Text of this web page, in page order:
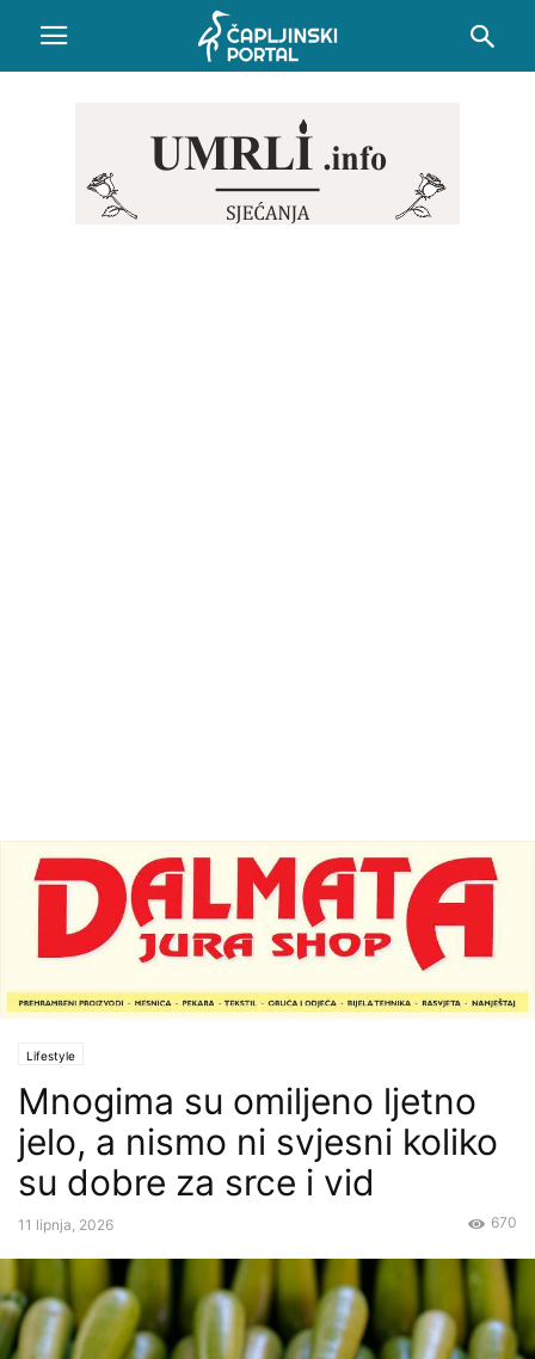
Lifestyle
Mnogima su omiljeno ljetno
jelo, a nismo ni svjesni koliko
su dobre za srce i vid
11 lipnja, 2026 670